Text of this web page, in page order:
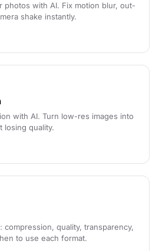
photos with AI. Fix motion blur, out-
shake instantly.
with AI. Turn low-res images into
losing quality.
compression, quality, transparency,
to use each format.